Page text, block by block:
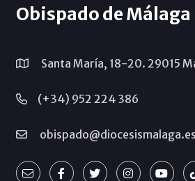
Obispado de Málaga
Santa María, 18-20. 29015
(+34) 952 224 386
obispado@diocesismalaga.es